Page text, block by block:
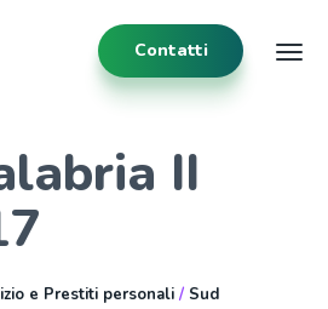
Contatti
II
e Prestiti personali / Sud